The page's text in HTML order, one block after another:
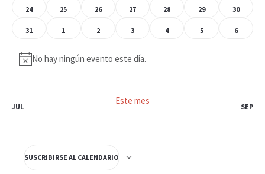
0 EVENTOS
24 0 EVENTOS
25 0 EVENTOS
26 0 EVENTOS
27 0 EVENTOS
28 0 EVENTOS
29 0
30
0 EVENTOS
31 0 EVENTOS
1 0 EVENTOS
2 0 EVENTOS
3 0 EVENTOS
4 0 EVENTOS
5 0
6
AvisoNo hay ningún evento este día.
JUL
Este mes
SEP
SUSCRIBIRSE AL CALENDARIO